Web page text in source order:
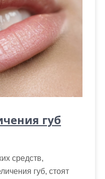
губ
средств,
губ, стоят